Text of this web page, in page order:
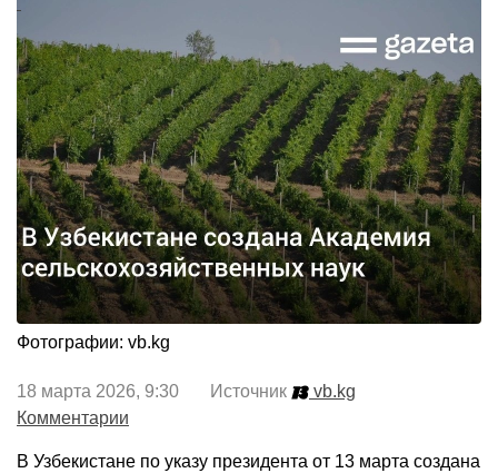
Фотографии: vb.kg
18 марта 2026, 9:30 Источник
vb.kg
Комментарии
В Узбекистане по указу президента от 13 марта создана